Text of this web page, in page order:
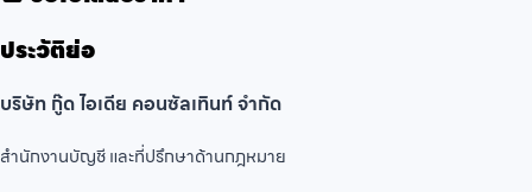
ประวัติย่อ
บริษัท กู๊ด ไอเดีย คอนซัลเทินท์ จำกัด
สำนักงานบัญชี และที่ปรึกษาด้านกฎหมาย